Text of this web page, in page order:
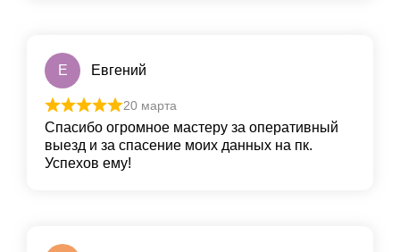
Е Евгений
20 марта
Спасибо огромное мастеру за оперативный
выезд и за спасение моих данных на пк.
Успехов ему!